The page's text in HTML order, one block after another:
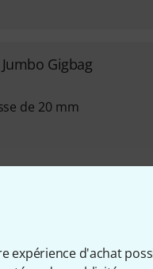
expérience d'achat
Gigbag
de 20 mm